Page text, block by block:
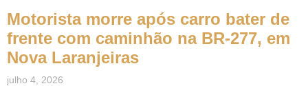
Motorista morre após carro bater de
frente com caminhão na BR-277, em
Nova Laranjeiras
julho 4, 2026